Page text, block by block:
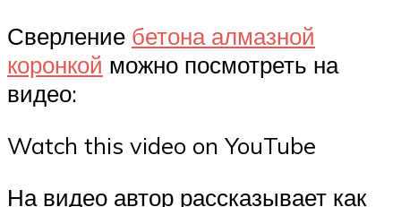
Сверление бетона алмазной
коронкой можно посмотреть на
видео:
Watch this video on YouTube
На видео автор рассказывает как